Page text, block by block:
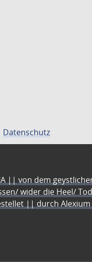
Datenschutz
|| von dem
wider die Heel/
|| durch